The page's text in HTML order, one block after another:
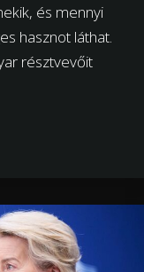
és mennyi
hasznot láthat.
résztvevőit